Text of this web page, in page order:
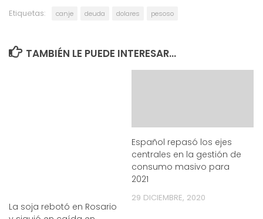
Etiquetas: canje deuda dolares pesoso
TAMBIÉN LE PUEDE INTERESAR...
La soja rebotó en Rosario
Español repasó los ejes
centrales en la gestión de
consumo masivo para
2021
29 DICIEMBRE, 2020